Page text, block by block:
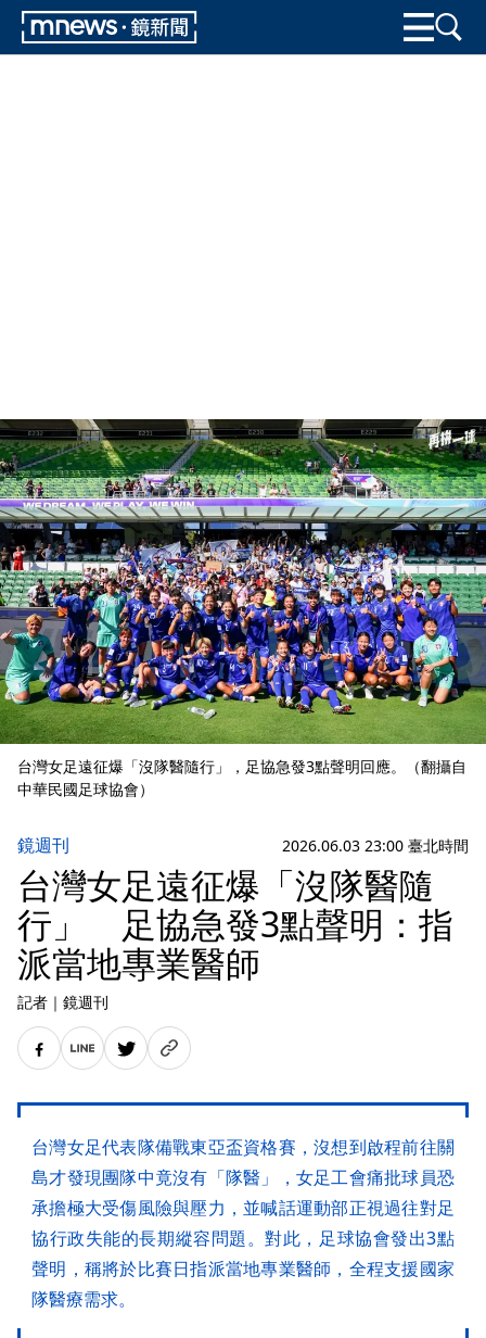
台灣女足遠征爆「沒隊醫隨行」，足協急發3點聲明回應。（翻攝自
中華民國足球協會）
鏡週刊 2026.06.03 23:00 臺北時間
台灣女足遠征爆「沒隊醫隨
行」 足協急發3點聲明：指
派當地專業醫師
記者 ｜ 鏡週刊
台灣女足代表隊備戰東亞盃資格賽，沒想到啟程前往關
島才發現團隊中竟沒有「隊醫」，女足工會痛批球員恐
承擔極大受傷風險與壓力，並喊話運動部正視過往對足
協行政失能的長期縱容問題。對此，足球協會發出3點
聲明，稱將於比賽日指派當地專業醫師，全程支援國家
隊醫療需求。